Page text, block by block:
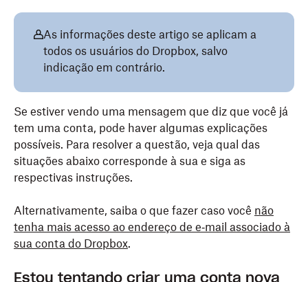
As informações deste artigo se aplicam a
todos os usuários do Dropbox, salvo
indicação em contrário.
Se estiver vendo uma mensagem que diz que você já
tem uma conta, pode haver algumas explicações
possíveis. Para resolver a questão, veja qual das
situações abaixo corresponde à sua e siga as
respectivas instruções.
Alternativamente, saiba o que fazer caso você não
tenha mais acesso ao endereço de e‑mail associado à
sua conta do Dropbox.
Estou tentando criar uma conta nova